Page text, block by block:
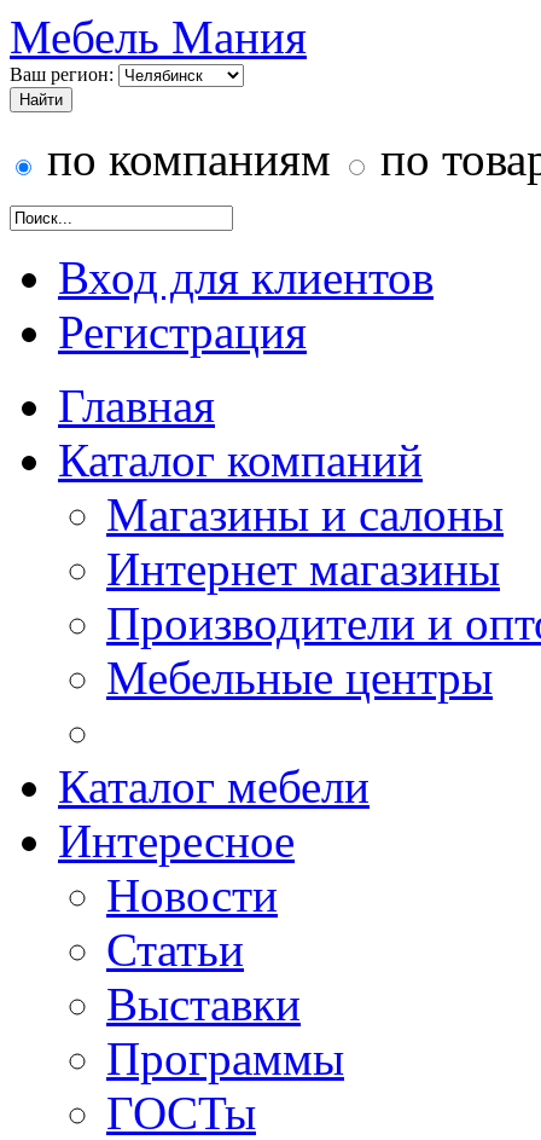
Мебель Мания
Ваш регион:
по компаниям по
Вход для клиентов
Регистрация
Главная
Каталог компаний
Магазины и салоны
Интернет магазины
Производители и
Мебельные центры
Каталог мебели
Интересное
Новости
Статьи
Выставки
Программы
ГОСТы